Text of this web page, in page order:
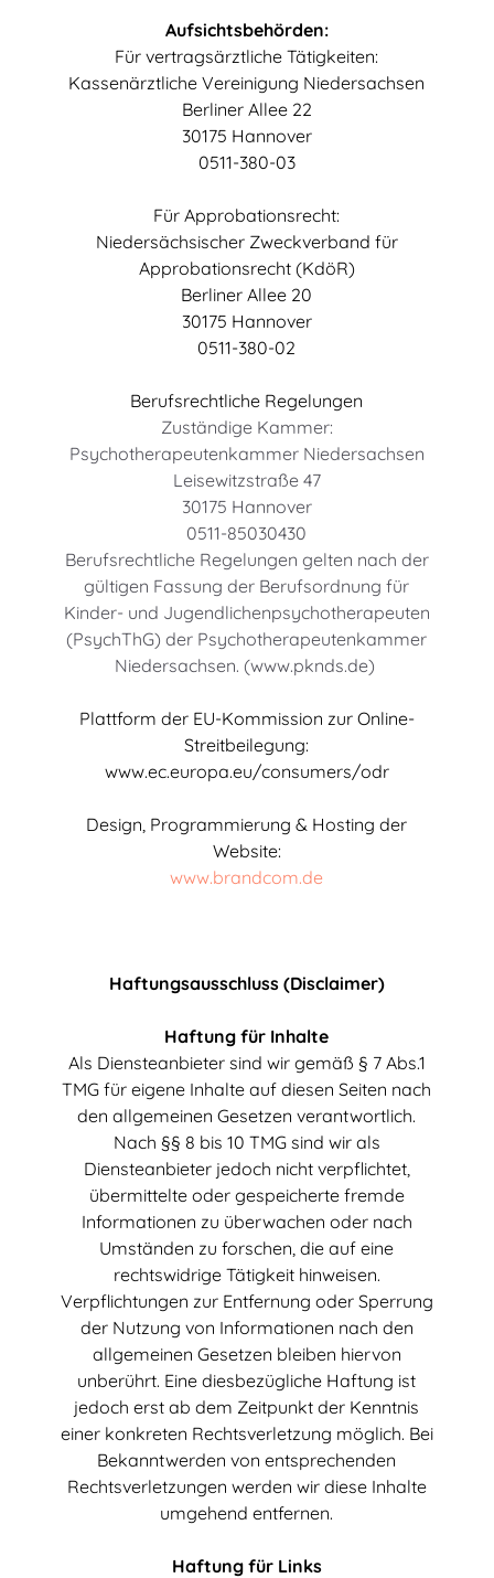
Aufsichtsbehörden:
Für vertragsärztliche Tätigkeiten:
Kassenärztliche Vereinigung Niedersachsen
Berliner Allee 22
30175 Hannover
0511-380-03
Für Approbationsrecht:
Niedersächsischer Zweckverband für
Approbationsrecht (KdöR)
Berliner Allee 20
30175 Hannover
0511-380-02
Berufsrechtliche Regelungen
Zuständige Kammer:
Psychotherapeutenkammer Niedersachsen
Leisewitzstraße 47
30175 Hannover
0511-85030430
Berufsrechtliche Regelungen gelten nach der
gültigen Fassung der Berufsordnung für
Kinder- und Jugendlichenpsychotherapeuten
(PsychThG) der Psychotherapeutenkammer
Niedersachsen. (www.pknds.de)
Plattform der EU-Kommission zur Online-
Streitbeilegung:
www.ec.europa.eu/consumers/odr
Design, Programmierung & Hosting der
Website:
www.brandcom.de
Haftungsausschluss (Disclaimer)
Haftung für Inhalte
Als Diensteanbieter sind wir gemäß § 7 Abs.1
TMG für eigene Inhalte auf diesen Seiten nach
den allgemeinen Gesetzen verantwortlich.
Nach §§ 8 bis 10 TMG sind wir als
Diensteanbieter jedoch nicht verpflichtet,
übermittelte oder gespeicherte fremde
Informationen zu überwachen oder nach
Umständen zu forschen, die auf eine
rechtswidrige Tätigkeit hinweisen.
Verpflichtungen zur Entfernung oder Sperrung
der Nutzung von Informationen nach den
allgemeinen Gesetzen bleiben hiervon
unberührt. Eine diesbezügliche Haftung ist
jedoch erst ab dem Zeitpunkt der Kenntnis
einer konkreten Rechtsverletzung möglich. Bei
Bekanntwerden von entsprechenden
Rechtsverletzungen werden wir diese Inhalte
umgehend entfernen.
Haftung für Links